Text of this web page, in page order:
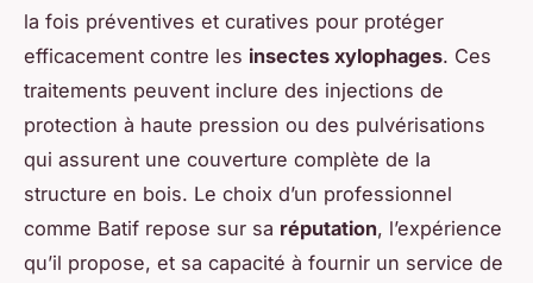
la fois préventives et curatives pour protéger
efficacement contre les insectes xylophages. Ces
traitements peuvent inclure des injections de
protection à haute pression ou des pulvérisations
qui assurent une couverture complète de la
structure en bois. Le choix d’un professionnel
comme Batif repose sur sa réputation, l’expérience
qu’il propose, et sa capacité à fournir un service de